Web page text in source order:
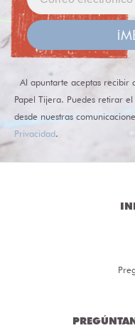
Al apuntarte aceptas recibir
Papel Tijera. Puedes retirar
desde nuestras
Privacidad.